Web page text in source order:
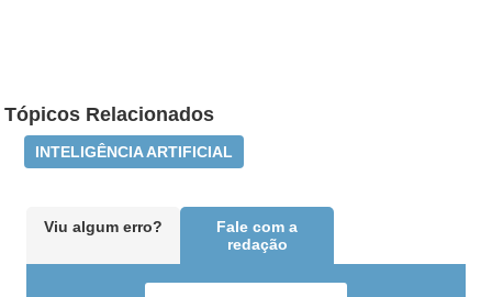
Tópicos Relacionados
INTELIGÊNCIA ARTIFICIAL
Viu algum erro?
Fale com a
redação